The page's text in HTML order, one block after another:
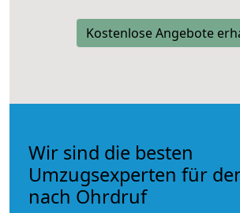
Kostenlose Angebote
Wir sind die besten
Umzugsexperten für
nach Ohrdruf